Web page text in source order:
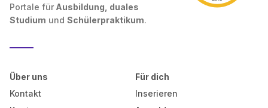
Portale für Ausbildung, duales
Studium und Schülerpraktikum.
Über uns
Kontakt
Für dich
Inserieren